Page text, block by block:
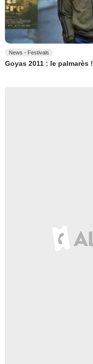
News - Festivals
Goyas 2011 : le palmarès !